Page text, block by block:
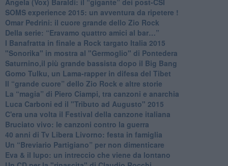
Angela (Vox) Baraldi: il “gigante” dei post-CSI
​SOMS experience 2015: un avventura da ripetere !
Omar Pedrini: il cuore grande dello Zio Rock
Della serie: “Eravamo quattro amici al bar…”
I Banafratta in finale a Rock targato Italia 2015
"Sonorika" in mostra al "Germoglio" di Pontedera
​Saturnino,il più grande bassista dopo il Big Bang
​Gomo Tulku, un Lama-rapper in difesa del Tibet
​Il “grande cuore” dello Zio Rock e altre storie
La “magia” di Piero Ciampi, tra canzoni e anarchia
Luca Carboni ed il "Tributo ad Augusto" 2015
C'era una volta il Festival della canzone italiana
Bruciato vivo: le canzoni contro la guerra
40 anni di Tv Libera Livorno: festa in famiglia
Un “Breviario Partigiano” per non dimenticare
Eva & il lupo: un intreccio che viene da lontano